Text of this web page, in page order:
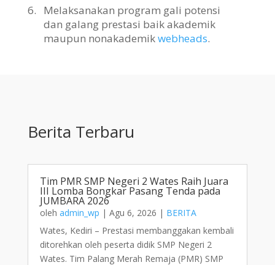
6.
Melaksanakan program gali potensi
dan galang prestasi baik akademik
maupun nonakademikwebheads.
Berita Terbaru
Tim PMR SMP Negeri 2 Wates Raih Juara
III Lomba Bongkar Pasang Tenda pada
JUMBARA 2026
oleh admin_wp | Agu 6, 2026 | BERITA
Wates, Kediri – Prestasi membanggakan kembali
ditorehkan oleh peserta didik SMP Negeri 2
Wates. Tim Palang Merah Remaja (PMR) SMP